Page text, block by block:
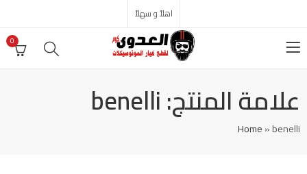
اهلاً و سهلاً
0
علامة المنتج: benelli
Home»benelli